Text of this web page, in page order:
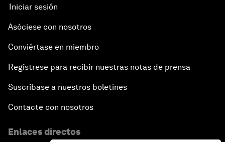
Iniciar sesión
Asóciese con nosotros
Conviértase en miembro
Regístrese para recibir nuestras notas de prensa
Suscríbase a nuestros boletines
Contacte con nosotros
Enlaces directos